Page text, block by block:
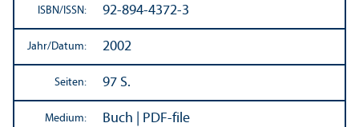
ISBN/ ISSN: 92-894-4372-3
Jahr/Datum: 2002
Seiten: 97 S.
Medium: Buch | PDF-file